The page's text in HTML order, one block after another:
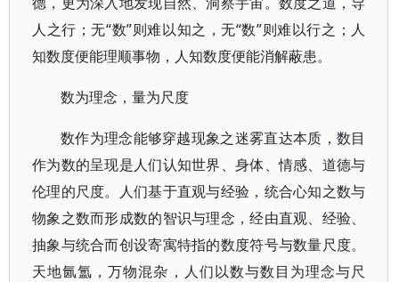
人之行；无“数”则难以知之，无“数”则难以行之；人
知数度便能理顺事物，人知数度便能消解蔽患。
数为理念，量为尺度
数作为理念能够穿越现象之迷雾直达本质，数目
作为数的呈现是人们认知世界、身体、情感、道德与
伦理的尺度。人们基于直观与经验，统合心知之数与
物象之数而形成数的智识与理念，经由直观、经验、
抽象与统合而创设寄寓特指的数度符号与数量尺度。
天地氤氲，万物混杂，人们以数与数目为理念与尺